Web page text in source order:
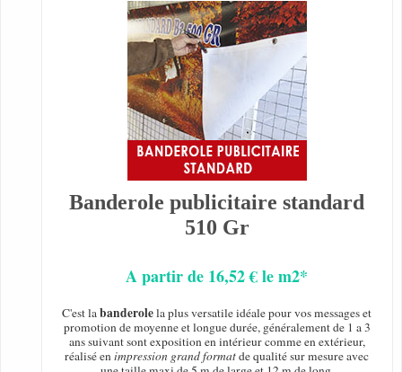
Banderole publicitaire standard
510 Gr
A partir de 16,52 € le m2*
C'est labanderolela plus versatile idéale pour vos messages et
promotion de moyenne et longue durée, généralement de 1 a 3
ans suivant sont exposition en intérieur comme en extérieur,
réalisé enimpression grand formatde qualité sur mesure avec